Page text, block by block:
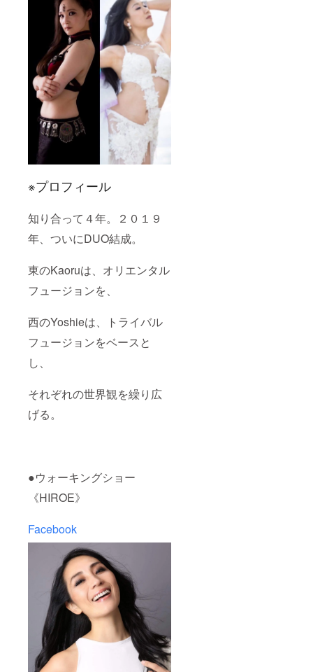
※プロフィール
知り合って４年。２０１９
年、ついにDUO結成。
東のKaoruは、オリエンタル
フュージョンを、
西のYoshieは、トライバル
フュージョンをベースと
し、
それぞれの世界観を繰り広
げる。
●ウォーキングショー
《HIROE》
Facebook